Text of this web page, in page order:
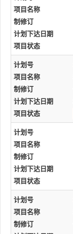
项目名称
制修订
计划下达日期
项目状态
计划号
项目名称
制修订
计划下达日期
项目状态
计划号
项目名称
制修订
计划下达日期
项目状态
计划号
项目名称
制修订